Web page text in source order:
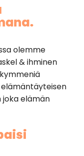
olemme
& ihminen
joka elämän